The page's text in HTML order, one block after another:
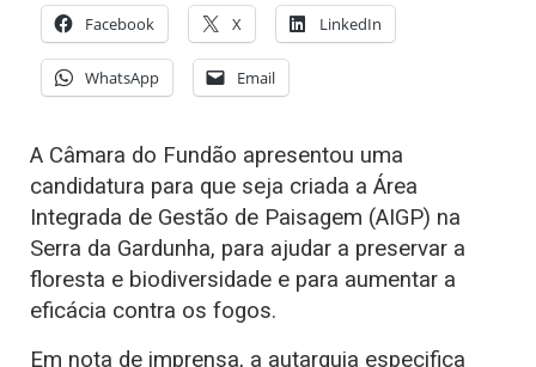
Facebook X LinkedIn
WhatsApp Email
A Câmara do Fundão apresentou uma
candidatura para que seja criada a Área
Integrada de Gestão de Paisagem (AIGP) na
Serra da Gardunha, para ajudar a preservar a
floresta e biodiversidade e para aumentar a
eficácia contra os fogos.
Em nota de imprensa, a autarquia especifica